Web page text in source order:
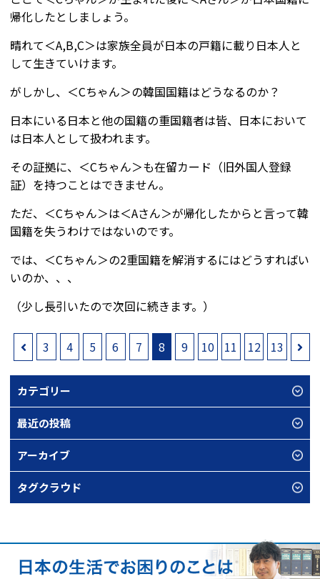
帰化したとしましょう。
晴れて＜A,B,C＞は家族全員が日本の戸籍に載り日本人と
して生きていけます。
がしかし、＜Cちゃん＞の韓国国籍はどうなるのか？
日本にいる日本と他の国籍の重国籍者は皆、日本において
は日本人として扱われます。
その証拠に、＜Cちゃん＞も在留カード（旧外国人登録
証）を持つことはできません。
ただ、＜Cちゃん＞は＜Aさん＞が帰化したからと言って韓
国籍を失うわけではないのです。
では、＜Cちゃん＞の2重国籍を解消するにはどうすればい
いのか、、、
（少し長引いたので次回に続きます。）
3 4 5 6 7 8 9 10 11 12 13
カテゴリー
最近の投稿
アーカイブ
タグクラウド